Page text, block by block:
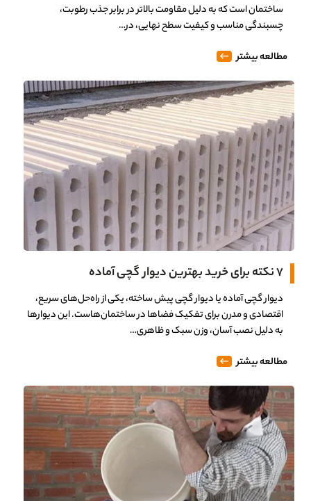
ساختمان است که به دلیل مقاومت بالاتر در برابر جذب رطوبت،
چسبندگی مناسب و کیفیت سطح نهایی، در…
مطالعه بیشتر
۷ نکته برای خرید بهترین دیوار گچی آماده
دیوار گچی آماده یا دیوار گچی پیش ساخته، یکی از راه‌حل‌های سریع،
اقتصادی و مدرن برای تفکیک فضاها در ساختمان‌هاست. این دیوارها
به دلیل نصب آسان، وزن سبک و ظاهری…
مطالعه بیشتر